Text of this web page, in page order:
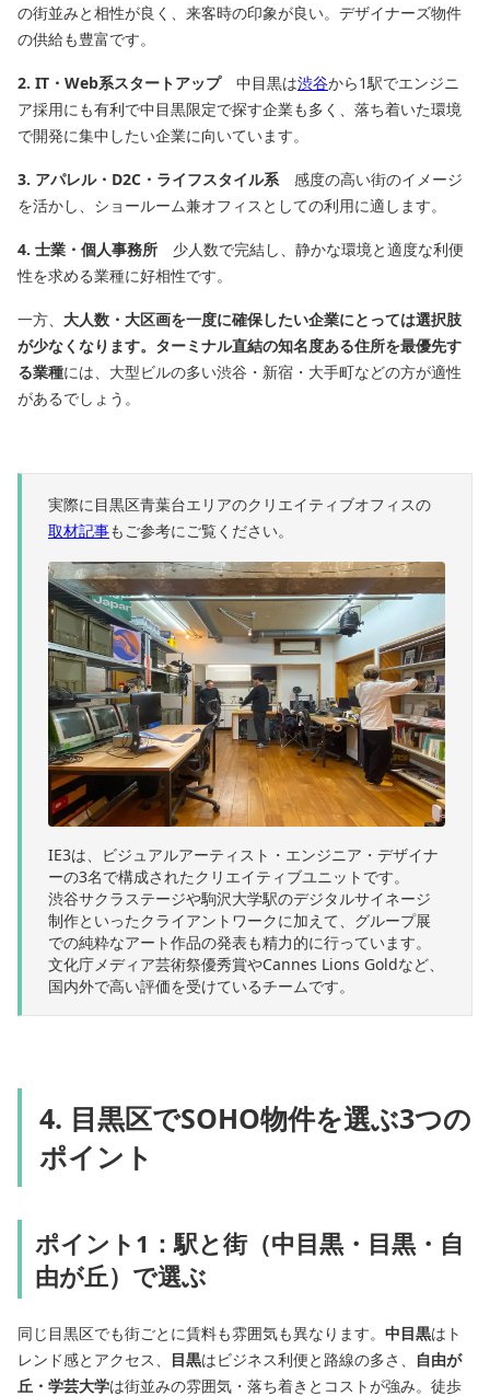
の街並みと相性が良く、来客時の印象が良い。デザイナーズ物件
の供給も豊富です。
2. IT・Web系スタートアップ中目黒は渋谷から1駅でエンジニ
ア採用にも有利で中目黒限定で探す企業も多く、落ち着いた環境
で開発に集中したい企業に向いています。
3. アパレル・D2C・ライフスタイル系感度の高い街のイメージ
を活かし、ショールーム兼オフィスとしての利用に適します。
4. 士業・個人事務所 少人数で完結し、静かな環境と適度な利便
性を求める業種に好相性です。
一方、 大人数・大区画を一度に確保したい企業にとっては選択肢
が少なくなります。 ターミナル直結の知名度ある住所を最優先す
る業種には、大型ビルの多い渋谷・新宿・大手町などの方が適性
があるでしょう。
実際に目黒区青葉台エリアのクリエイティブオフィスの
取材記事もご参考にご覧ください。
IE3は、ビジュアルアーティスト・エンジニア・デザイナ
ーの3名で構成されたクリエイティブユニットです。
渋谷サクラステージや駒沢大学駅のデジタルサイネージ
制作といったクライアントワークに加えて、グループ展
での純粋なアート作品の発表も精力的に行っています。
文化庁メディア芸術祭優秀賞やCannes Lions Goldなど、
国内外で高い評価を受けているチームです。
4. 目黒区でSOHO物件を選ぶ3つの
ポイント
ポイント1：駅と街（中目黒・目黒・自
由が丘）で選ぶ
同じ目黒区でも街ごとに賃料も雰囲気も異なります。 中目黒はト
レンド感とアクセス、
目黒はビジネス利便と路線の多さ、
自由が
丘・学芸大学は街並みの雰囲気・落ち着きとコストが強み。徒歩